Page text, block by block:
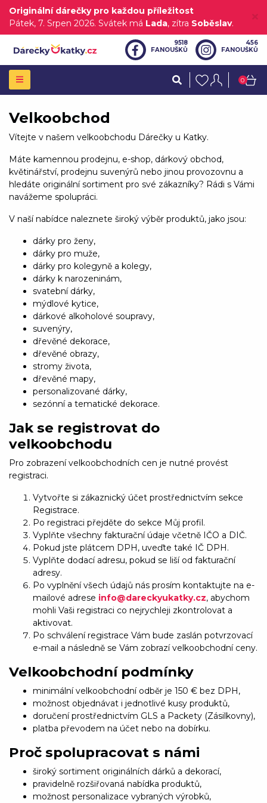
Originální dárečky pro každou příležitost
Pátek, 7. Srpen 2026. Svátek má Lada, zítra Soběslav.
9518
FANOUŠKŮ
456
FANOUŠKŮ
0
Velkoobchod
Vítejte v našem velkoobchodu Dárečky u Katky.
Máte kamennou prodejnu, e-shop, dárkový obchod,
květinářství, prodejnu suvenýrů nebo jinou provozovnu a
hledáte originální sortiment pro své zákazníky? Rádi s Vámi
navážeme spolupráci.
V naší nabídce naleznete široký výběr produktů, jako jsou:
dárky pro ženy,
dárky pro muže,
dárky pro kolegyně a kolegy,
dárky k narozeninám,
svatební dárky,
mýdlové kytice,
dárkové alkoholové soupravy,
suvenýry,
dřevěné dekorace,
dřevěné obrazy,
stromy života,
dřevěné mapy,
personalizované dárky,
sezónní a tematické dekorace.
Jak se registrovat do
velkoobchodu
Pro zobrazení velkoobchodních cen je nutné provést
registraci.
Vytvořte si zákaznický účet prostřednictvím sekce
Registrace.
Po registraci přejděte do sekce Můj profil.
Vyplňte všechny fakturační údaje včetně IČO a DIČ.
Pokud jste plátcem DPH, uveďte také IČ DPH.
Vyplňte dodací adresu, pokud se liší od fakturační
adresy.
Po vyplnění všech údajů nás prosím kontaktujte na e-
mailové adrese info@dareckyukatky.cz, abychom
mohli Vaši registraci co nejrychleji zkontrolovat a
aktivovat.
Po schválení registrace Vám bude zaslán potvrzovací
e-mail a následně se Vám zobrazí velkoobchodní ceny.
Velkoobchodní podmínky
minimální velkoobchodní odběr je 150 € bez DPH,
možnost objednávat i jednotlivé kusy produktů,
doručení prostřednictvím GLS a Packety (Zásilkovny),
platba převodem na účet nebo na dobírku.
Proč spolupracovat s námi
široký sortiment originálních dárků a dekorací,
pravidelně rozšiřovaná nabídka produktů,
možnost personalizace vybraných výrobků,